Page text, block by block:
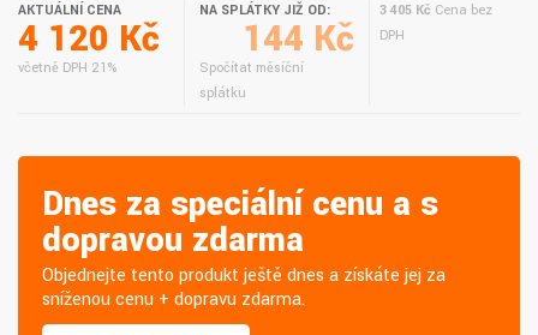
AKTUÁLNÍ CENA
4 120 Kč
včetně DPH 21%
NA SPLÁTKY JIŽ OD:
144 Kč
Spočítat měsíční
splátku
3 405 Kč Cena bez
DPH
Dnes za speciální cenu a s
dopravou zdarma
Objednejte tento produkt ještě dnes a získáte jej za
sníženou cenu + dopravu zdarma.